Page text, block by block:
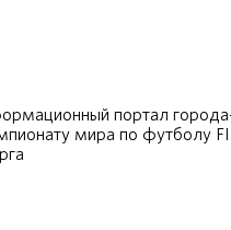
портал
мира по футболу